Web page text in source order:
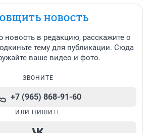
НОВОСТЬ
новость в редакцию, расскажите о
тему для публикации. Сюда
ваше видео и фото.
ЗВОНИТЕ
+7 (965) 868-91-60
ИЛИ ПИШИТЕ